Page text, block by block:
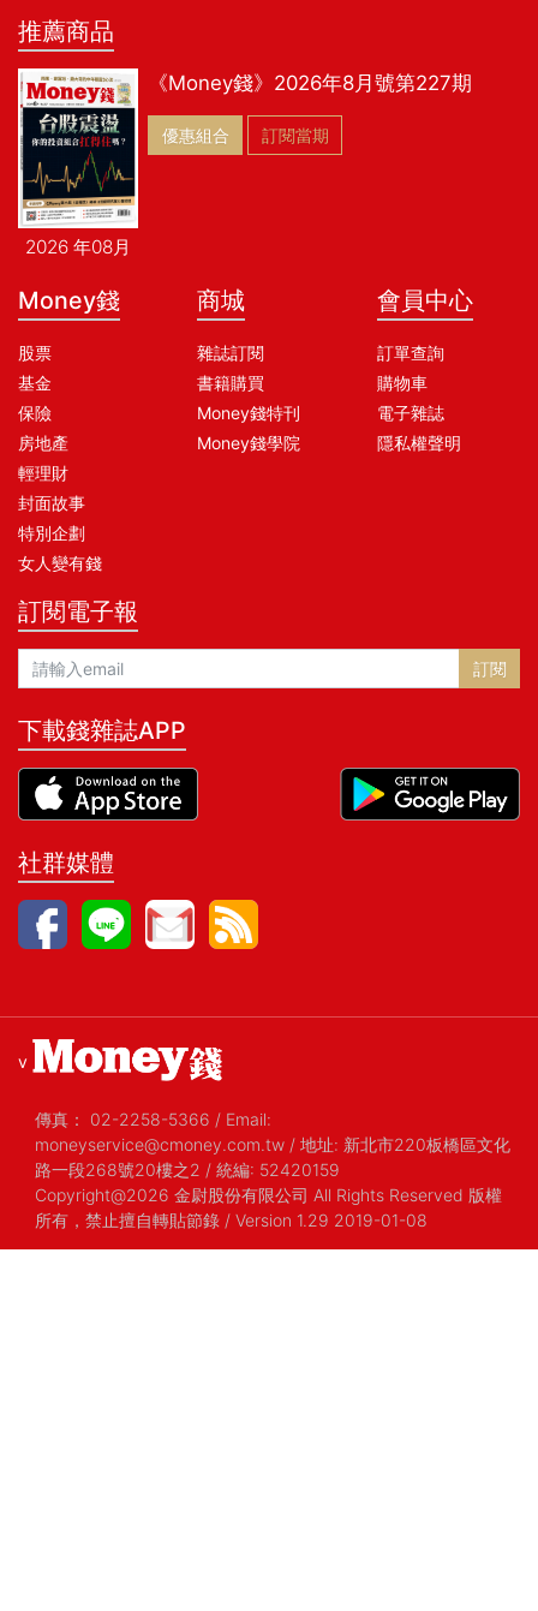
推薦商品
2026 年08月
《Money錢》2026年8月號第227期
優惠組合 訂閱當期
Money錢
股票
基金
保險
房地產
輕理財
封面故事
特別企劃
女人變有錢
商城
雜誌訂閱
書籍購買
Money錢特刊
Money錢學院
會員中心
訂單查詢
購物車
電子雜誌
隱私權聲明
訂閱電子報
訂閱
下載錢雜誌APP
社群媒體
v
傳真： 02-2258-5366 / Email:
moneyservice@cmoney.com.tw / 地址: 新北市220板橋區文化
路一段268號20樓之2 / 統編: 52420159
Copyright@2026 金尉股份有限公司 All Rights Reserved 版權
所有，禁止擅自轉貼節錄 / Version 1.29 2019-01-08